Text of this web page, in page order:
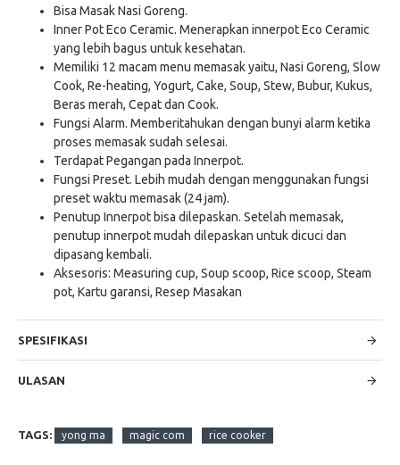
Bisa Masak Nasi Goreng.
Inner Pot Eco Ceramic. Menerapkan innerpot Eco Ceramic
yang lebih bagus untuk kesehatan.
Memiliki 12 macam menu memasak yaitu, Nasi Goreng, Slow
Cook, Re-heating, Yogurt, Cake, Soup, Stew, Bubur, Kukus,
Beras merah, Cepat dan Cook.
Fungsi Alarm. Memberitahukan dengan bunyi alarm ketika
proses memasak sudah selesai.
Terdapat Pegangan pada Innerpot.
Fungsi Preset. Lebih mudah dengan menggunakan fungsi
preset waktu memasak (24 jam).
Penutup Innerpot bisa dilepaskan. Setelah memasak,
penutup innerpot mudah dilepaskan untuk dicuci dan
dipasang kembali.
Aksesoris: Measuring cup, Soup scoop, Rice scoop, Steam
pot, Kartu garansi, Resep Masakan
SPESIFIKASI
ULASAN
TAGS: yong ma magic com rice cooker